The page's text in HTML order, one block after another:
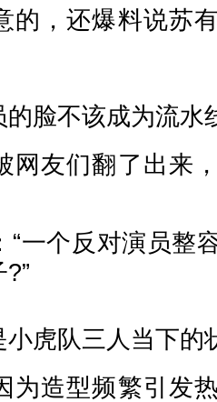
的，还爆料说苏
脸不该成为流水
网友们翻了出来
“一个反对演员整
虎队三人当下的
为造型频繁引发